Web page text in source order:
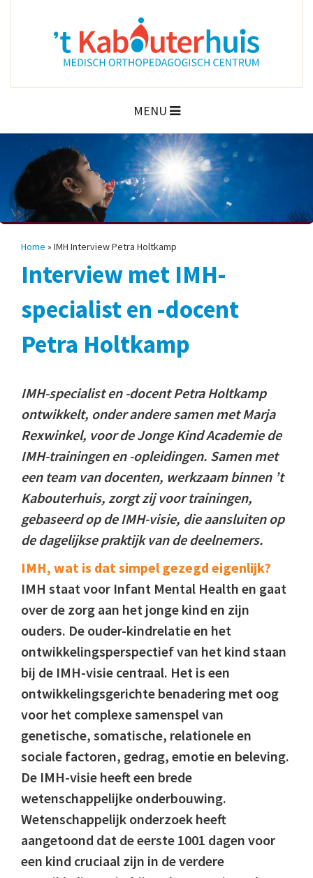
MENU
Home » IMH Interview Petra Holtkamp
Interview met IMH-
specialist en -docent
Petra Holtkamp
IMH-specialist en -docent Petra Holtkamp
ontwikkelt, onder andere samen met Marja
Rexwinkel, voor de Jonge Kind Academie de
IMH-trainingen en -opleidingen. Samen met
een team van docenten, werkzaam binnen ’t
Kabouterhuis, zorgt zij voor trainingen,
gebaseerd op de IMH-visie, die aansluiten op
de dagelijkse praktijk van de deelnemers.
IMH, wat is dat simpel gezegd eigenlijk?
IMH staat voor Infant Mental Health en gaat
over de zorg aan het jonge kind en zijn
ouders. De ouder-kindrelatie en het
ontwikkelingsperspectief van het kind staan
bij de IMH-visie centraal. Het is een
ontwikkelingsgerichte benadering met oog
voor het complexe samenspel van
genetische, somatische, relationele en
sociale factoren, gedrag, emotie en beleving.
De IMH-visie heeft een brede
wetenschappelijke onderbouwing.
Wetenschappelijk onderzoek heeft
aangetoond dat de eerste 1001 dagen voor
een kind cruciaal zijn in de verdere